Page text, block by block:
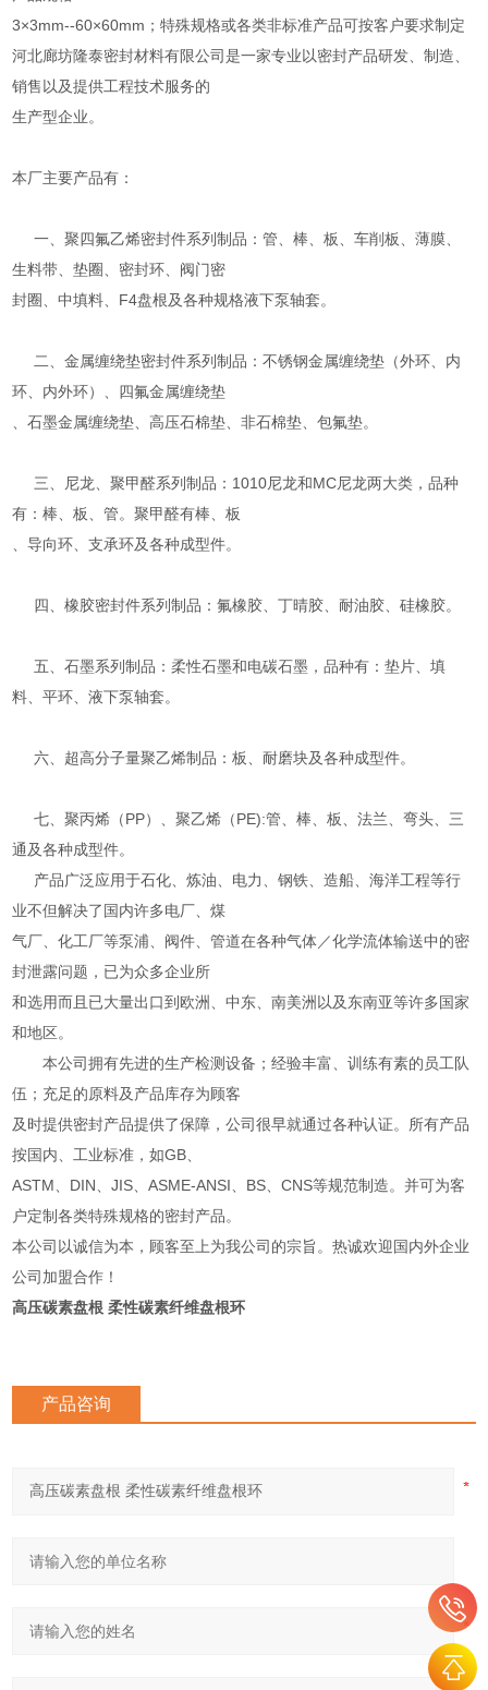
3×3mm--60×60mm；特殊规格或各类非标准产品可按客户要求制定
河北廊坊隆泰密封材料有限公司是一家专业以密封产品研发、制造、
销售以及提供工程技术服务的
生产型企业。
本厂主要产品有：
一、聚四氟乙烯密封件系列制品：管、棒、板、车削板、薄膜、
生料带、垫圈、密封环、阀门密
封圈、中填料、F4盘根及各种规格液下泵轴套。
二、金属缠绕垫密封件系列制品：不锈钢金属缠绕垫（外环、内
环、内外环）、四氟金属缠绕垫
、石墨金属缠绕垫、高压石棉垫、非石棉垫、包氟垫。
三、尼龙、聚甲醛系列制品：1010尼龙和MC尼龙两大类，品种
有：棒、板、管。聚甲醛有棒、板
、导向环、支承环及各种成型件。
四、橡胶密封件系列制品：氟橡胶、丁晴胶、耐油胶、硅橡胶。
五、石墨系列制品：柔性石墨和电碳石墨，品种有：垫片、填
料、平环、液下泵轴套。
六、超高分子量聚乙烯制品：板、耐磨块及各种成型件。
七、聚丙烯（PP）、聚乙烯（PE):管、棒、板、法兰、弯头、三
通及各种成型件。
产品广泛应用于石化、炼油、电力、钢铁、造船、海洋工程等行
业不但解决了国内许多电厂、煤
气厂、化工厂等泵浦、阀件、管道在各种气体／化学流体输送中的密
封泄露问题，已为众多企业所
和选用而且已大量出口到欧洲、中东、南美洲以及东南亚等许多国家
和地区。
本公司拥有先进的生产检测设备；经验丰富、训练有素的员工队
伍；充足的原料及产品库存为顾客
及时提供密封产品提供了保障，公司很早就通过各种认证。所有产品
按国内、工业标准，如GB、
ASTM、DIN、JIS、ASME-ANSI、BS、CNS等规范制造。并可为客
户定制各类特殊规格的密封产品。
本公司以诚信为本，顾客至上为我公司的宗旨。热诚欢迎国内外企业
公司加盟合作！
高压碳素盘根 柔性碳素纤维盘根环
产品咨询